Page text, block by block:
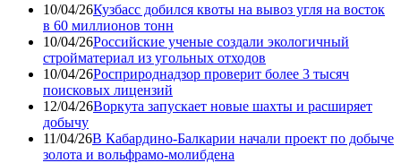
10/04/26Кузбасс добился квоты на вывоз угля на восток
в 60 миллионов тонн
10/04/26Российские ученые создали экологичный
стройматериал из угольных отходов
10/04/26Росприроднадзор проверит более 3 тысяч
поисковых лицензий
12/04/26Воркута запускает новые шахты и расширяет
добычу
11/04/26В Кабардино-Балкарии начали проект по добыче
золота и вольфрамо-молибдена